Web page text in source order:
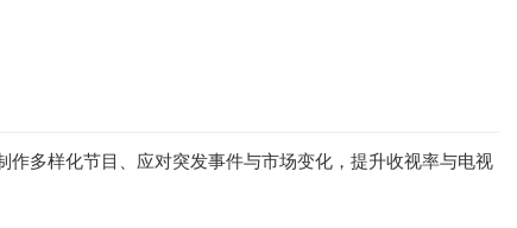
多样化节目、应对突发事件与市场变化，提升收视率与电视